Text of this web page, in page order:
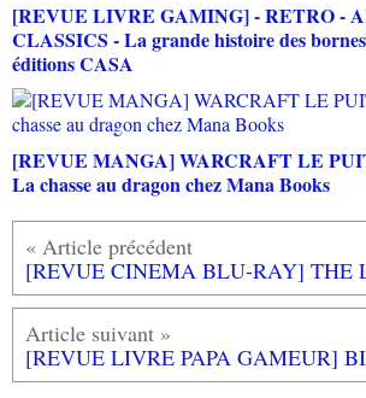
[REVUE LIVRE GAMING] - RETRO -
CLASSICS - La grande histoire des
éditions CASA
[REVUE MANGA] WARCRAFT LE
La chasse au dragon chez Mana Books
[REVUE CINEMA BLU-RAY] THE